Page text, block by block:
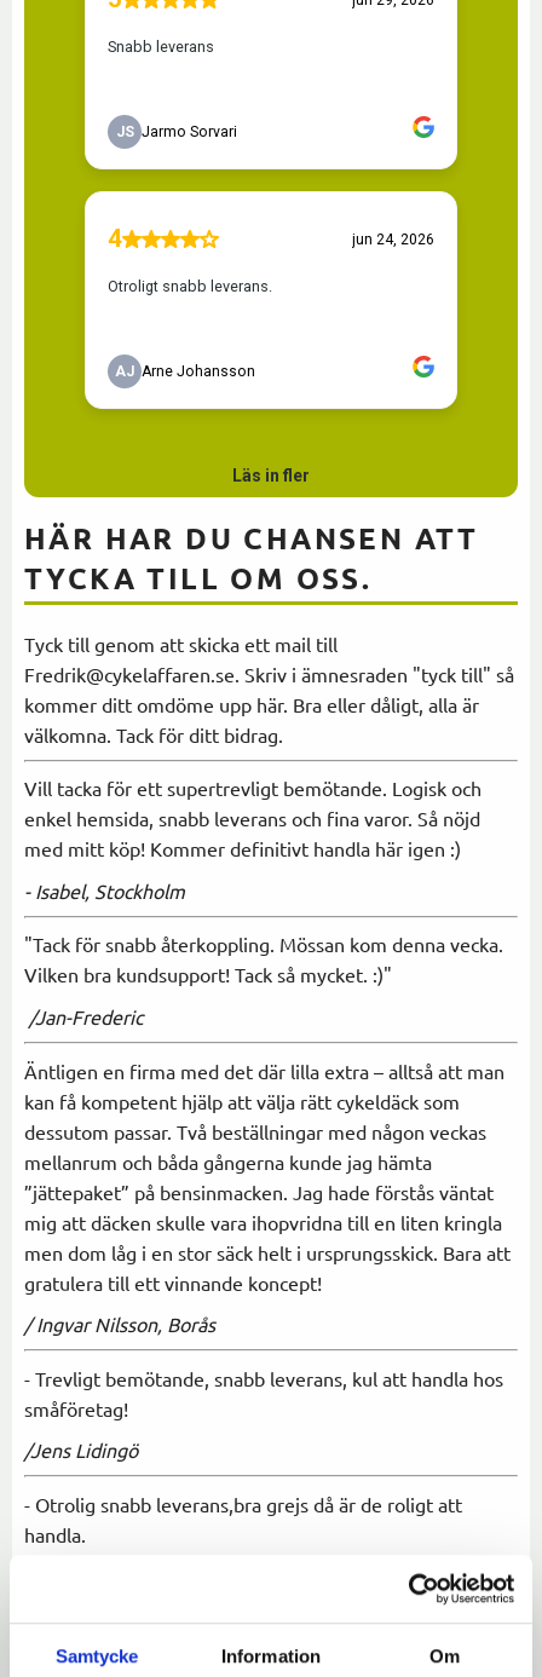
Samtycke Information Om
HÄR HAR DU CHANSEN ATT
TYCKA TILL OM OSS.
Tyck till genom att skicka ett mail till
Fredrik@cykelaffaren.se. Skriv i ämnesraden "tyck till" så
kommer ditt omdöme upp här. Bra eller dåligt, alla är
välkomna. Tack för ditt bidrag.
Vill tacka för ett supertrevligt bemötande. Logisk och
enkel hemsida, snabb leverans och fina varor. Så nöjd
med mitt köp! Kommer definitivt handla här igen :)
- Isabel, Stockholm
"Tack för snabb återkoppling. Mössan kom denna vecka.
Vilken bra kundsupport! Tack så mycket. :)"
/Jan-Frederic
Äntligen en firma med det där lilla extra – alltså att man
kan få kompetent hjälp att välja rätt cykeldäck som
dessutom passar. Två beställningar med någon veckas
mellanrum och båda gångerna kunde jag hämta
”jättepaket” på bensinmacken. Jag hade förstås väntat
mig att däcken skulle vara ihopvridna till en liten kringla
men dom låg i en stor säck helt i ursprungsskick. Bara att
gratulera till ett vinnande koncept!
/ Ingvar Nilsson, Borås
- Trevligt bemötande, snabb leverans, kul att handla hos
småföretag!
/Jens Lidingö
- Otrolig snabb leverans,bra grejs då är de roligt att
handla.
- Tack för GRYMT snabb leverans av däck och
pakethållare. 25 timmar från beställning till att jag kunde